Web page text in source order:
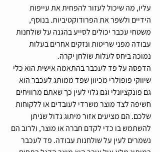
עליו, מה שיכול לעזור להפחית את עייפות
הידיים ולשפר את הפרודוקטיביות. בנוסף,
משטחי עכבר יכולים לסייע בהגנה על שולחנות
עבודה מפני שריטות ונזקים אחרים בעלות
נמוכה ביחס לעלות שולחן יקרה.
הדפסה על פד לעכבר בהתאמה אישית הוא כלי
שיווקי פופולרי מכיוון שפד ממותג לעכבר הוא
גם פונקציונלי וגם גלוי לעין כך שאתם מרוויחים
חשיפה לצד מוצר משרדי לעובדים או ללקוחות
שלכם. הם מציעים אזור מיתוג גדול שניתן
להשתמש בו כדי לקדם חברה או מוצר, ולרוב הם
נשמרים לעין על שולחנות עבודה. פד לעכבר